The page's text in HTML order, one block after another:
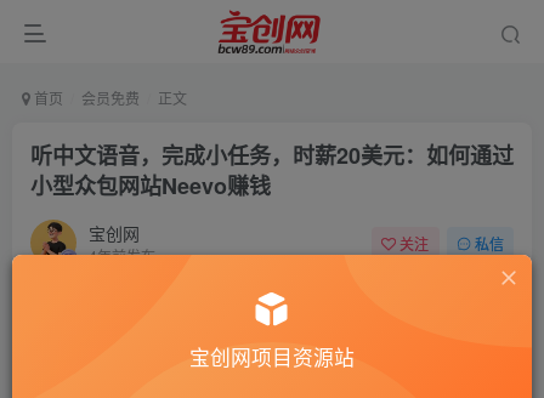
首页 会员免费 正文
听中文语音，完成小任务，时薪20美元：如何通过
小型众包网站Neevo赚钱
宝创网
4年前发布
关注 私信
宝创网项目资源站